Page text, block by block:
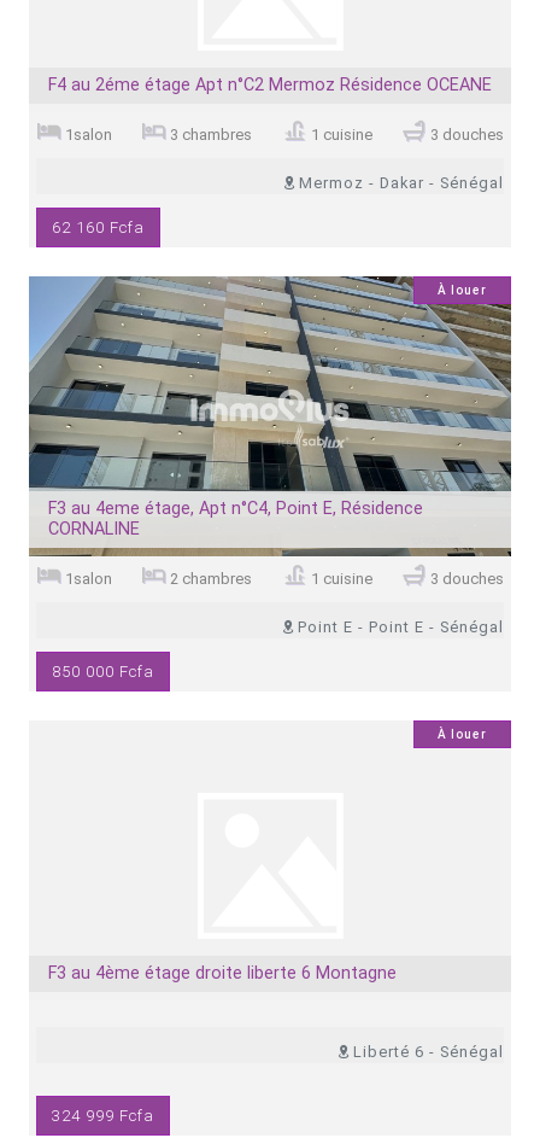
F4 au 2éme étage Apt n°C2 Mermoz Résidence OCEANE
1salon 3 chambres 1 cuisine 3 douches
Mermoz - Dakar - Sénégal
62 160 Fcfa
À louer
F3 au 4eme étage, Apt n°C4, Point E, Résidence
CORNALINE
4
1salon 2 chambres 1 cuisine 3 douches
Point E - Point E - Sénégal
850 000 Fcfa
À louer
F3 au 4ème étage droite liberte 6 Montagne
0
Liberté 6 - Sénégal
324 999 Fcfa